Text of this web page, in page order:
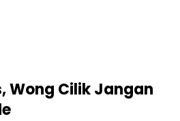
Wong Cilik Jangan